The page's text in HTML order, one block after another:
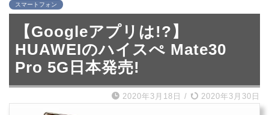
スマートフォン
【Googleアプリは!?】
HUAWEIのハイスぺ Mate30
Pro 5G日本発売!
2020年3月18日 / 2020年3月30日